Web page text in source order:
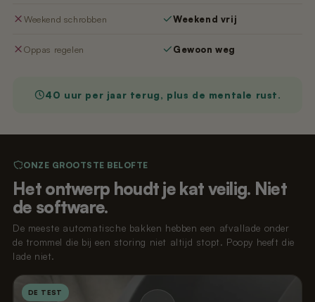
Weekend schrobben Weekend vrij
Oppas regelen Gewoon weg
40 uur per jaar terug, plus de mentale rust.
ONZE GROOTSTE BELOFTE
Het ontwerp houdt je kat veilig. Niet
de software.
De meeste automatische bakken hebben een afvallade onder
de trommel die bij een storing niet altijd stopt. Poopy heeft die
lade niet.
DE TEST